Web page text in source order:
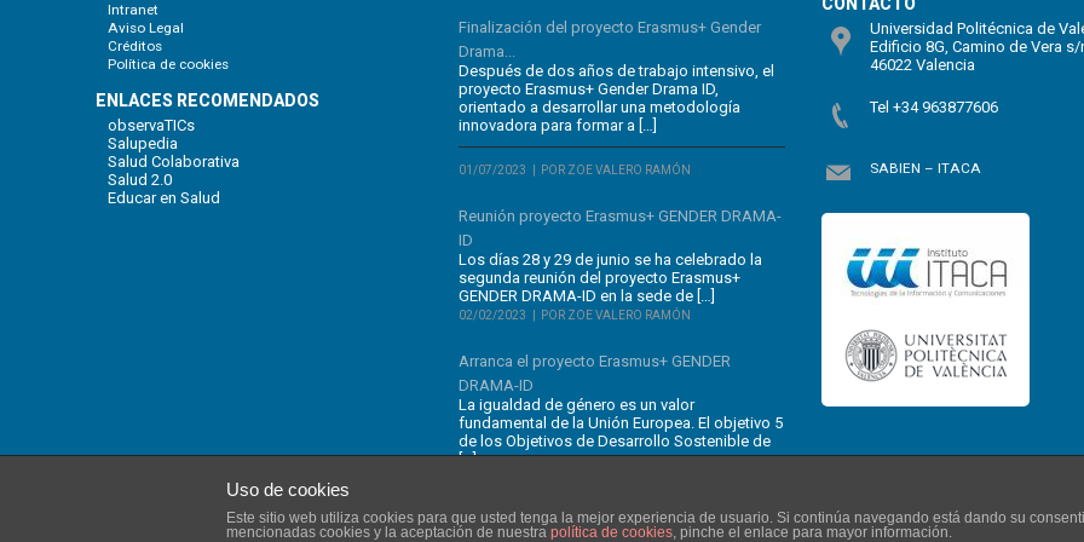
Intranet
Aviso Legal
Créditos
Política de cookies
ENLACES RECOMENDADOS
observaTICs
Salupedia
Salud Colaborativa
Salud 2.0
Educar en Salud
Finalización del proyecto Erasmus+ Gender
Drama...
Después de dos años de trabajo intensivo, el
proyecto Erasmus+ Gender Drama ID,
orientado a desarrollar una metodología
innovadora para formar a […]
01/07/2023 POR ZOE VALERO RAMÓN
Reunión proyecto Erasmus+ GENDER DRAMA-
ID
Los días 28 y 29 de junio se ha celebrado la
segunda reunión del proyecto Erasmus+
GENDER DRAMA-ID en la sede de […]
02/02/2023 POR ZOE VALERO RAMÓN
Arranca el proyecto Erasmus+ GENDER
DRAMA-ID
La igualdad de género es un valor
fundamental de la Unión Europea. El objetivo 5
de los Objetivos de Desarrollo Sostenible de
[…]
Universidad Politécnica de
Edificio 8G, Camino de Vera s/
46022 Valencia
Tel +34 963877606
SABIEN – ITACA
Uso de cookies
Este sitio web utiliza cookies para que usted tenga la mejor experiencia de usuario. Si continúa navegando está dando su
mencionadas cookies y la aceptación de nuestra política de cookies, pinche el enlace para mayor información.